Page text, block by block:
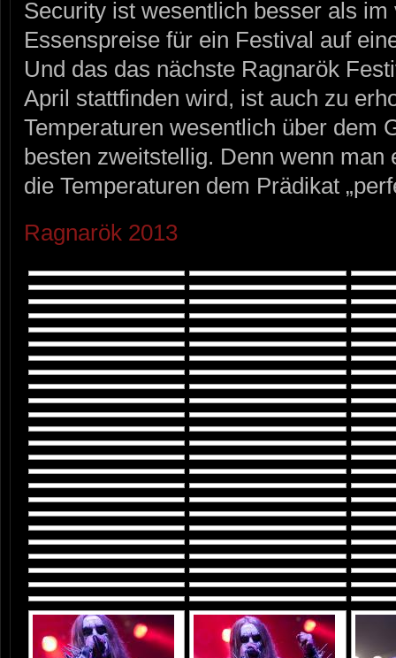
Security ist wesentlich besser als
Essenspreise für ein Festival auf
Und das das nächste Ragnarök
April stattfinden wird, ist auch zu
Temperaturen wesentlich über dem
besten zweitstellig. Denn wenn
die Temperaturen dem Prädikat
Ragnarök 2013